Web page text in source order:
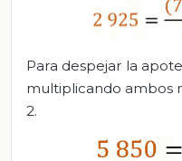
Para despejar la
multiplicando ambos
2.